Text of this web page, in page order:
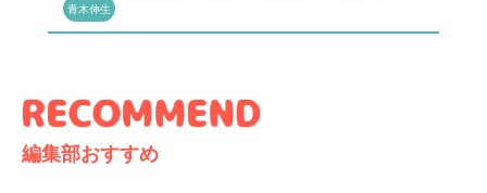
青木伸生
編集部おすすめ